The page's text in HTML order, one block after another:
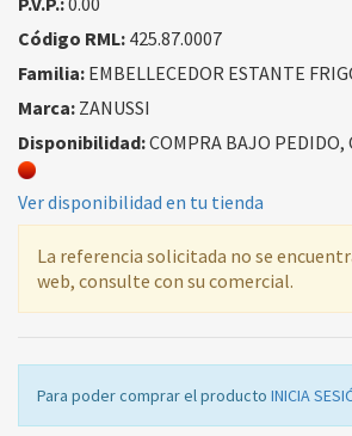
Código RML: 425.87.0007
Familia: EMBELLECEDOR ESTANTE
Marca: ZANUSSI
Disponibilidad:COMPRA BAJO PEDIDO,
Ver disponibilidad en tu tienda
La referencia solicitada no se
web, consulte con su comercial.
Para poder comprar el producto INICIA